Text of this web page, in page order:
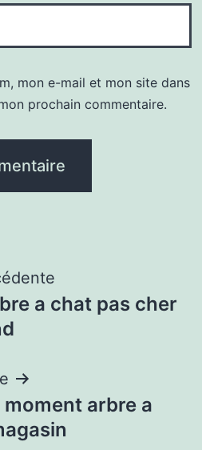
mon e-mail et mon site dans
prochain commentaire.
a chat pas cher
arbre a